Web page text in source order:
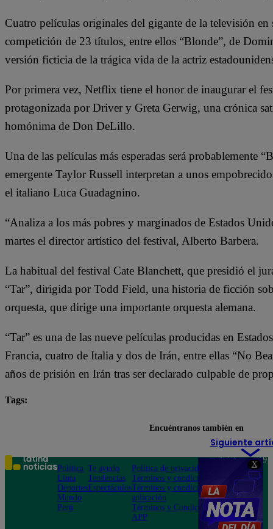
X
Cuatro películas originales del gigante de la televisión
competición de 23 títulos, entre ellos “Blonde”, de
versión ficticia de la trágica vida de la actriz
Por primera vez, Netflix tiene el honor de inaugurar el
protagonizada por Driver y Greta Gerwig, una crónica
homónima de Don DeLillo.
Una de las películas más esperadas será probablemente
emergente Taylor Russell interpretan a unos
el italiano Luca Guadagnino.
“Analiza a los más pobres y marginados de Estados
martes el director artístico del festival, Alberto Barbera.
La habitual del festival Cate Blanchett, que presidió el
“Tar”, dirigida por Todd Field, una historia de ficción
orquesta, que dirige una importante orquesta alemana.
“Tar” es una de las nueve películas producidas en
Francia, cuatro de Italia y dos de Irán, entre ellas “No
años de prisión en Irán tras ser declarado culpable de
Tags:
Siguiente
Encuéntranos también en
Política
Lima
Deportes
Mundo
Perú
Te ayudo
Tendencias
Espectáculos
Política de privacidad
Términos y condiciones
Términos y condiciones
aplicación
Términos y Condiciones
APP
Teléfono: 219
Av. San
Felipe 968
Jesús María